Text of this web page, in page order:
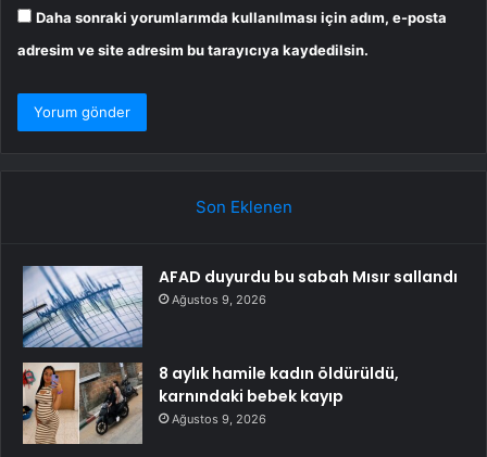
Daha sonraki yorumlarımda kullanılması için adım, e-posta
adresim ve site adresim bu tarayıcıya kaydedilsin.
Son Eklenen
AFAD duyurdu bu sabah Mısır sallandı
Ağustos 9, 2026
8 aylık hamile kadın öldürüldü,
karnındaki bebek kayıp
Ağustos 9, 2026